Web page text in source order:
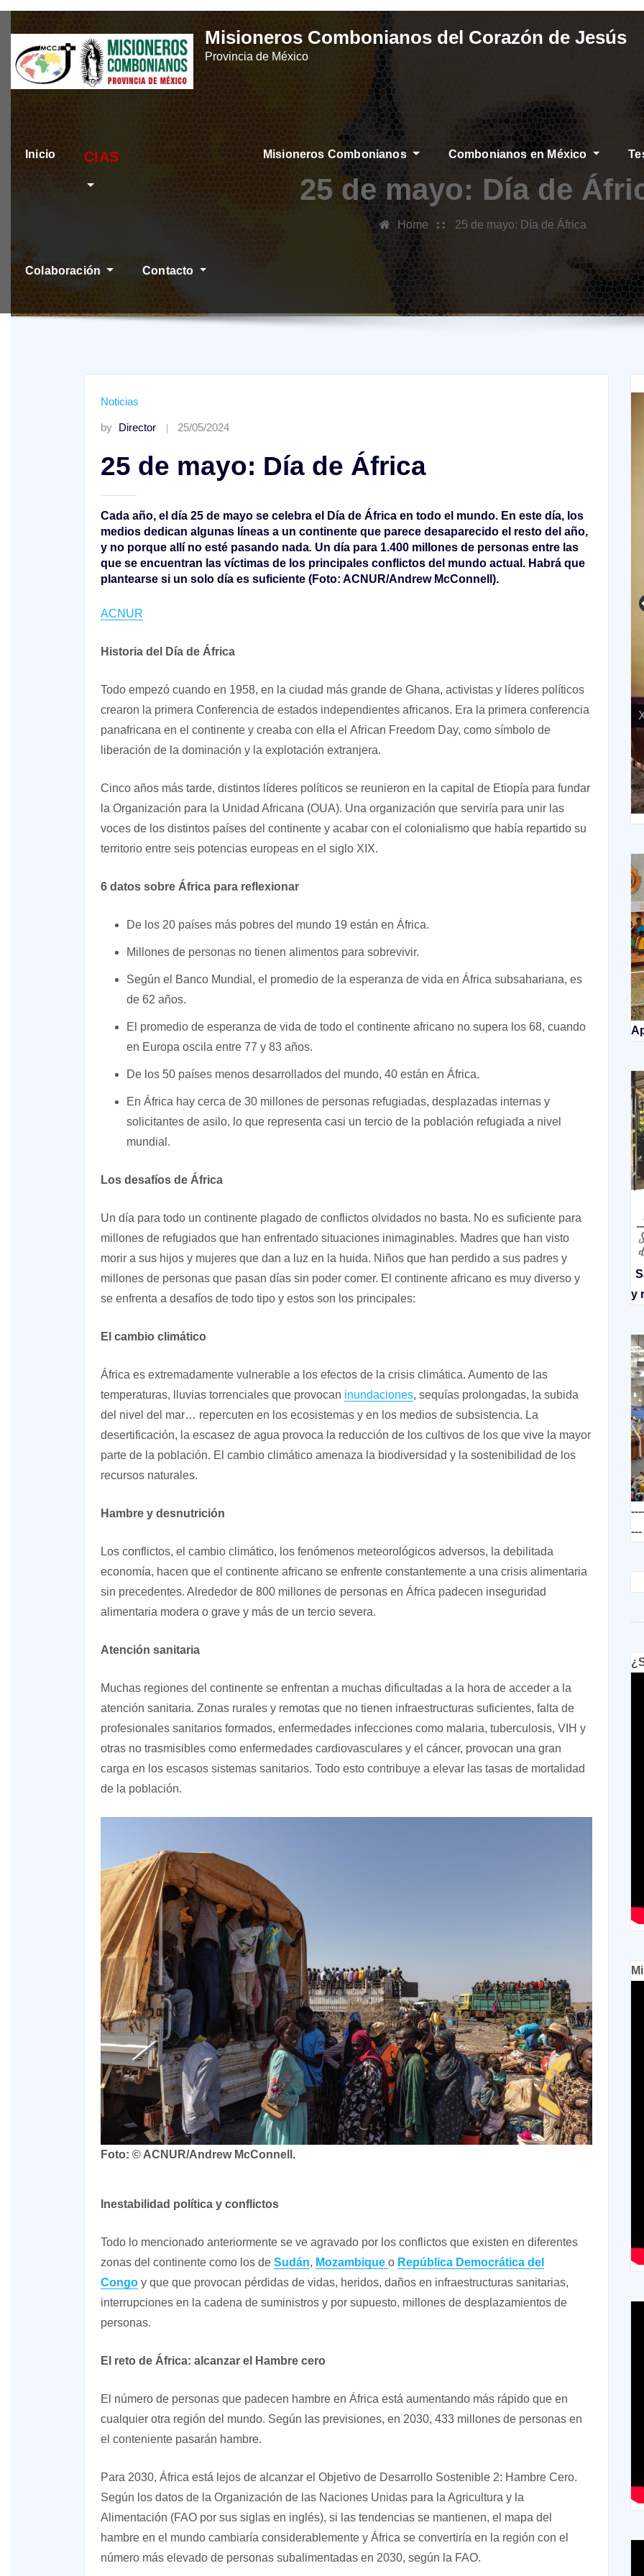
Skip
content
Misioneros Combonianos del Corazón de Jesús
Provincia de México
Inicio ÚLTIMAS NOTICIASMisioneros Combonianos Combonianos en México
Colaboración Contacto
25 de mayo: Día de
Home 25 de mayo: Día de África
Noticias
by Director 25/05/2024
25 de mayo: Día de África
Cada año, el día 25 de mayo se celebra el Día de África en todo el mundo. En este día, los
medios dedican algunas líneas a un continente que parece desaparecido el resto del año,
y no porque allí no esté pasando nada. Un día para 1.400 millones de personas entre las
que se encuentran las víctimas de los principales conflictos del mundo actual. Habrá que
plantearse si un solo día es suficiente (Foto: ACNUR/Andrew McConnell).
ACNUR
Historia del Día de África
Todo empezó cuando en 1958, en la ciudad más grande de Ghana, activistas y líderes políticos
crearon la primera Conferencia de estados independientes africanos. Era la primera conferencia
panafricana en el continente y creaba con ella el African Freedom Day, como símbolo de
liberación de la dominación y la explotación extranjera.
Cinco años más tarde, distintos líderes políticos se reunieron en la capital de Etiopía para fundar
la Organización para la Unidad Africana (OUA). Una organización que serviría para unir las
voces de los distintos países del continente y acabar con el colonialismo que había repartido su
territorio entre seis potencias europeas en el siglo XIX.
6 datos sobre África para reflexionar
De los 20 países más pobres del mundo 19 están en África.
Millones de personas no tienen alimentos para sobrevivir.
Según el Banco Mundial, el promedio de la esperanza de vida en África subsahariana, es
de 62 años.
El promedio de esperanza de vida de todo el continente africano no supera los 68, cuando
en Europa oscila entre 77 y 83 años.
De los 50 países menos desarrollados del mundo, 40 están en África.
En África hay cerca de 30 millones de personas refugiadas, desplazadas internas y
solicitantes de asilo, lo que representa casi un tercio de la población refugiada a nivel
mundial.
Los desafíos de África
Un día para todo un continente plagado de conflictos olvidados no basta. No es suficiente para
millones de refugiados que han enfrentado situaciones inimaginables. Madres que han visto
morir a sus hijos y mujeres que dan a luz en la huida. Niños que han perdido a sus padres y
millones de personas que pasan días sin poder comer. El continente africano es muy diverso y
se enfrenta a desafíos de todo tipo y estos son los principales:
El cambio climático
África es extremadamente vulnerable a los efectos de la crisis climática. Aumento de las
temperaturas, lluvias torrenciales que provocan inundaciones, sequías prolongadas, la subida
del nivel del mar… repercuten en los ecosistemas y en los medios de subsistencia. La
desertificación, la escasez de agua provoca la reducción de los cultivos de los que vive la mayor
parte de la población. El cambio climático amenaza la biodiversidad y la sostenibilidad de los
recursos naturales.
Hambre y desnutrición
Los conflictos, el cambio climático, los fenómenos meteorológicos adversos, la debilitada
economía, hacen que el continente africano se enfrente constantemente a una crisis alimentaria
sin precedentes. Alrededor de 800 millones de personas en África padecen inseguridad
alimentaria modera o grave y más de un tercio severa.
Atención sanitaria
Muchas regiones del continente se enfrentan a muchas dificultadas a la hora de acceder a la
atención sanitaria. Zonas rurales y remotas que no tienen infraestructuras suficientes, falta de
profesionales sanitarios formados, enfermedades infecciones como malaria, tuberculosis, VIH y
otras no trasmisibles como enfermedades cardiovasculares y el cáncer, provocan una gran
carga en los escasos sistemas sanitarios. Todo esto contribuye a elevar las tasas de mortalidad
de la población.
Foto: © ACNUR/Andrew McConnell.
Inestabilidad política y conflictos
Todo lo mencionado anteriormente se ve agravado por los conflictos que existen en diferentes
zonas del continente como los de Sudán, Mozambique o República Democrática del
Congo y que que provocan pérdidas de vidas, heridos, daños en infraestructuras sanitarias,
interrupciones en la cadena de suministros y por supuesto, millones de desplazamientos de
personas.
El reto de África: alcanzar el Hambre cero
El número de personas que padecen hambre en África está aumentando más rápido que en
cualquier otra región del mundo. Según las previsiones, en 2030, 433 millones de personas en
el conteniente pasarán hambre.
Para 2030, África está lejos de alcanzar el Objetivo de Desarrollo Sostenible 2: Hambre Cero.
Según los datos de la Organización de las Naciones Unidas para la Agricultura y la
Alimentación (FAO por sus siglas en inglés), si las tendencias se mantienen, el mapa del
hambre en el mundo cambiaría considerablemente y África se convertiría en la región con el
número más elevado de personas subalimentadas en 2030, según la FAO.
XV Domingo ordinario. Año A
XIV Domingo ordinario. Año A
y
---